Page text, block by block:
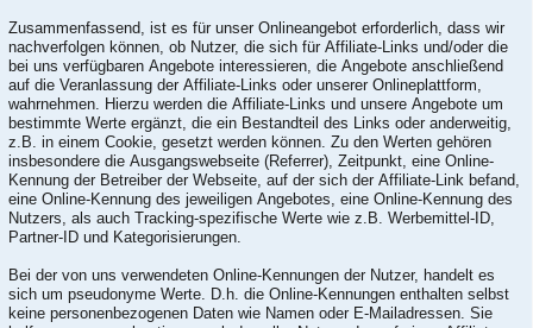
Zusammenfassend, ist es für unser Onlineangebot erforderlich, dass wir
nachverfolgen können, ob Nutzer, die sich für Affiliate-Links und/oder die
bei uns verfügbaren Angebote interessieren, die Angebote anschließend
auf die Veranlassung der Affiliate-Links oder unserer Onlineplattform,
wahrnehmen. Hierzu werden die Affiliate-Links und unsere Angebote um
bestimmte Werte ergänzt, die ein Bestandteil des Links oder anderweitig,
z.B. in einem Cookie, gesetzt werden können. Zu den Werten gehören
insbesondere die Ausgangswebseite (Referrer), Zeitpunkt, eine Online-
Kennung der Betreiber der Webseite, auf der sich der Affiliate-Link befand,
eine Online-Kennung des jeweiligen Angebotes, eine Online-Kennung des
Nutzers, als auch Tracking-spezifische Werte wie z.B. Werbemittel-ID,
Partner-ID und Kategorisierungen.
Bei der von uns verwendeten Online-Kennungen der Nutzer, handelt es
sich um pseudonyme Werte. D.h. die Online-Kennungen enthalten selbst
keine personenbezogenen Daten wie Namen oder E-Mailadressen. Sie